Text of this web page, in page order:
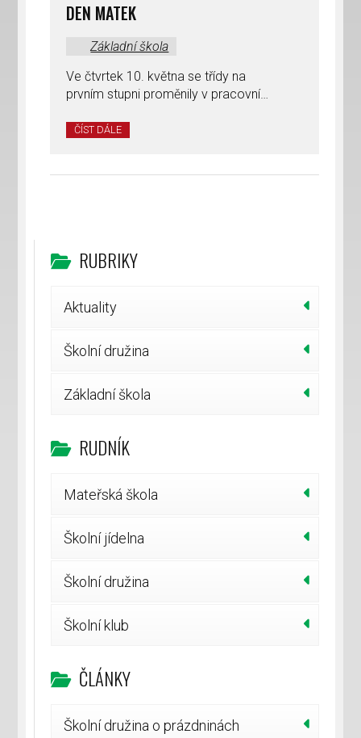
DEN MATEK
Základní škola
Ve čtvrtek 10. května se třídy na
prvním stupni proměnily v pracovní…
ČÍST DÁLE
RUBRIKY
Aktuality
Školní družina
Základní škola
RUDNÍK
Mateřská škola
Školní jídelna
Školní družina
Školní klub
ČLÁNKY
Školní družina o prázdninách